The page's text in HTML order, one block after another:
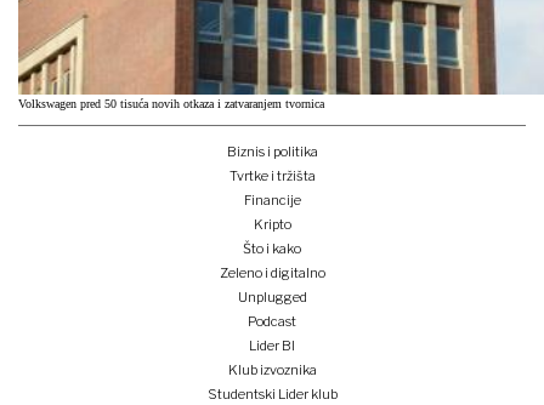
Volkswagen pred 50 tisuća novih otkaza i zatvaranjem tvornica
Biznis i politika
Tvrtke i tržišta
Financije
Kripto
Što i kako
Zeleno i digitalno
Unplugged
Podcast
Lider BI
Klub izvoznika
Studentski Lider klub